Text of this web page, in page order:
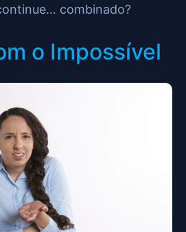
combinado?
o Impossível